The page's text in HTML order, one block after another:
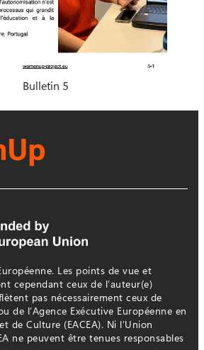
Bulletin 5
Les points de vue et
cependant ceux de l’auteur(e)
pas nécessairement ceux de
de l’Agence Exécutive Européenne en
de Culture (EACEA). Ni l’Union
ne peuvent être tenues responsables